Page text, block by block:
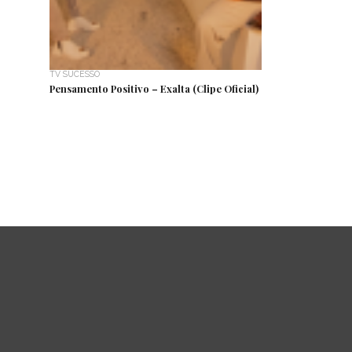
TV SUCESSO
Pensamento Positivo – Exalta (Clipe Oficial)